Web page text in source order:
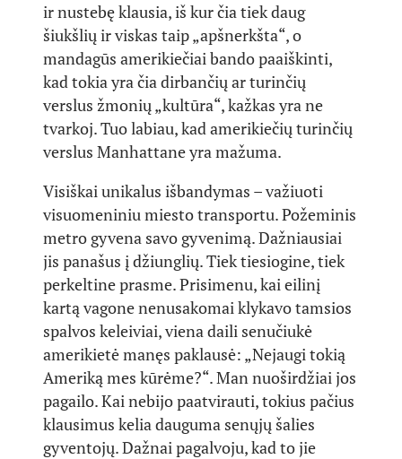
ir nustebę klausia, iš kur čia tiek daug
šiukšlių ir viskas taip „apšnerkšta“, o
mandagūs amerikiečiai bando paaiškinti,
kad tokia yra čia dirbančių ar turinčių
verslus žmonių „kultūra“, kažkas yra ne
tvarkoj. Tuo labiau, kad amerikiečių turinčių
verslus Manhattane yra mažuma.
Visiškai unikalus išbandymas – važiuoti
visuomeniniu miesto transportu. Požeminis
metro gyvena savo gyvenimą. Dažniausiai
jis panašus į džiunglių. Tiek tiesiogine, tiek
perkeltine prasme. Prisimenu, kai eilinį
kartą vagone nenusakomai klykavo tamsios
spalvos keleiviai, viena daili senučiukė
amerikietė manęs paklausė: „Nejaugi tokią
Ameriką mes kūrėme?“. Man nuoširdžiai jos
pagailo. Kai nebijo paatvirauti, tokius pačius
klausimus kelia dauguma senųjų šalies
gyventojų. Dažnai pagalvoju, kad to jie